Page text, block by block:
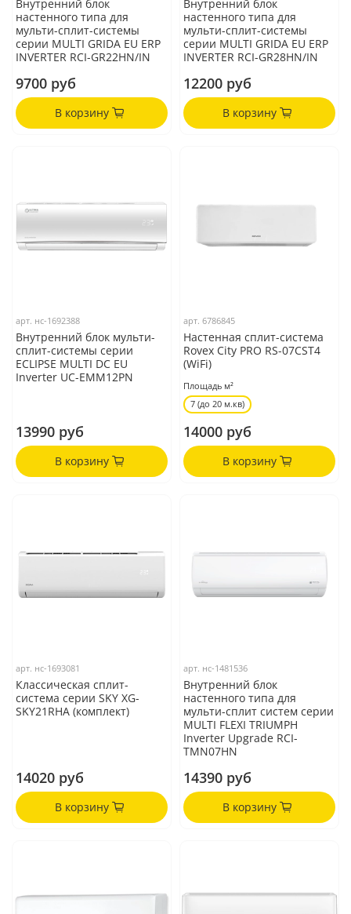
Внутренний блок
настенного типа для
мульти-сплит-системы
серии MULTI GRIDA EU ERP
INVERTER RCI-GR22HN/IN
9700 руб
В корзину
Внутренний блок
настенного типа для
мульти-сплит-системы
серии MULTI GRIDA EU ERP
INVERTER RCI-GR28HN/IN
12200 руб
В корзину
арт. нс-1692388
Внутренний блок мульти-
сплит-системы серии
ECLIPSE MULTI DC EU
Inverter UC-EMM12PN
13990 руб
В корзину
арт.6786845
Настенная сплит-система
Rovex City PRO RS-07CST4
(WiFi)
Площадь м²
7 (до 20 м.кв)
14000 руб
В корзину
арт. нс-1693081
Классическая сплит-
система серии SKY XG-
SKY21RHA (комплект)
14020 руб
В корзину
арт. нс-1481536
Внутренний блок
настенного типа для
мульти-сплит систем серии
MULTI FLEXI TRIUMPH
Inverter Upgrade RCI-
TMN07HN
14390 руб
В корзину